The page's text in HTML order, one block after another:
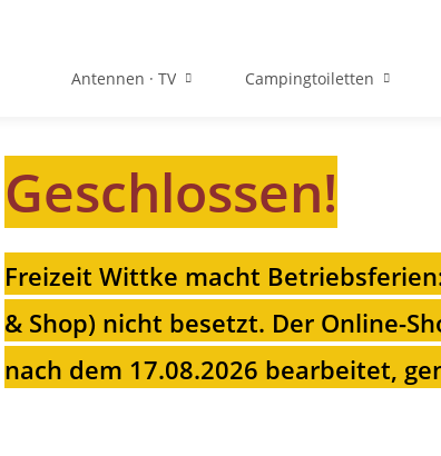
Antennen · TV Campingtoiletten
Geschlossen!
Freizeit Wittke macht
& Shop) nicht besetzt. Der Online-
nach dem 17.08.2026 bearbeitet,